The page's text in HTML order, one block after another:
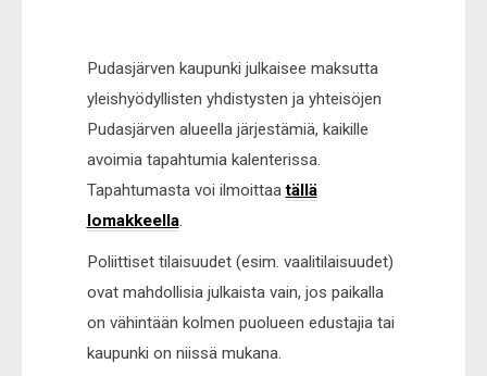
Pudasjärven kaupunki julkaisee maksutta
yleishyödyllisten yhdistysten ja yhteisöjen
Pudasjärven alueella järjestämiä, kaikille
avoimia tapahtumia kalenterissa.
Tapahtumasta voi ilmoittaatällä
lomakkeella.
Poliittiset tilaisuudet (esim. vaalitilaisuudet)
ovat mahdollisia julkaista vain, jos paikalla
on vähintään kolmen puolueen edustajia tai
kaupunki on niissä mukana.